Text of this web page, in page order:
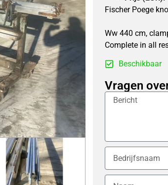
Fischer Poege
Ww 440 cm,
Complete in all
Beschikbaar
Vragen